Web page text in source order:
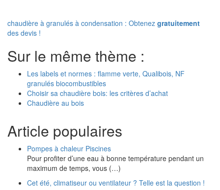
chaudière à granulés à condensation : Obtenez gratuitement
des devis !
Sur le même thème :
Les labels et normes : flamme verte, Qualibois, NF
granulés biocombustibles
Choisir sa chaudière bois: les critères d’achat
Chaudière au bois
Article populaires
Pompes à chaleur Piscines
Pour profiter d’une eau à bonne température pendant un
maximum de temps, vous (…)
Cet été, climatiseur ou ventilateur ? Telle est la question !